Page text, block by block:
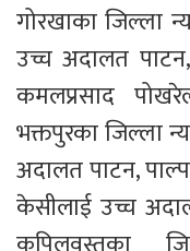
गोरखाका जिल्ला
उच्च अदालत
कमलप्रसाद
भक्तपुरका जिल्ला
अदालत पाटन,
केसीलाई उच्च